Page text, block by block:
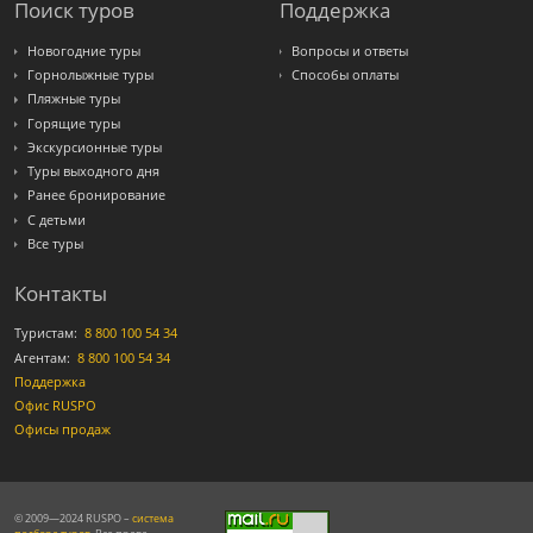
Поиск туров
Новогодние туры
Горнолыжные туры
Пляжные туры
Горящие туры
Экскурсионные туры
Туры выходного дня
Ранее бронирование
С детьми
Все туры
Поддержка
Вопросы и ответы
Способы оплаты
Контакты
Туристам: 8 800 100 54 34
Агентам: 8 800 100 54 34
Поддержка
Офис RUSPO
Офисы продаж
© 2009—2024 RUSPO – система